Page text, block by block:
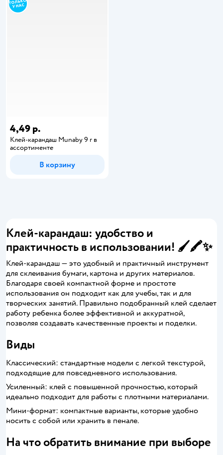
4,49 р.
Клей-карандаш Munaby 9 г в
ассортименте
В корзину
Клей-карандаш: удобство и
практичность в использовании! 🖌️🖍️✨
Клей-карандаш — это удобный и практичный инструмент
для склеивания бумаги, картона и других материалов.
Благодаря своей компактной форме и простоте
использования он подходит как для учебы, так и для
творческих занятий. Правильно подобранный клей сделает
работу ребенка более эффективной и аккуратной,
позволяя создавать качественные проекты и поделки.
Виды
Классический: стандартные модели с легкой текстурой,
подходящие для повседневного использования.
Усиленный: клей с повышенной прочностью, который
идеально подходит для работы с плотными материалами.
Мини-формат: компактные варианты, которые удобно
носить с собой или хранить в пенале.
На что обратить внимание при выборе